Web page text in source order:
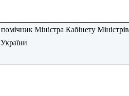
помічник Міністра Кабінету Міністрів
України